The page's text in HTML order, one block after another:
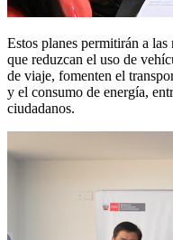
Estos planes permitirán a
que reduzcan el uso de
de viaje, fomenten el
y el consumo de energía,
ciudadanos.